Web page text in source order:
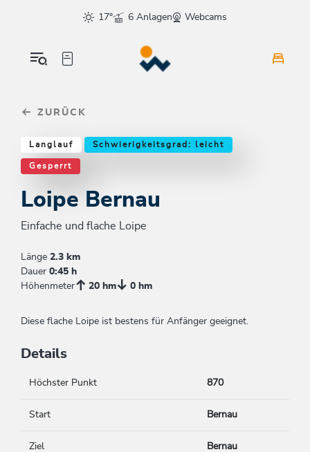
sr.skip-to.main-content
sr.skip-to.table-of-contents
sr.skip-to.main-navigation
17°
6 Anlagen Webcams
ZURÜCK
Langlauf Schwierigkeitsgrad: leicht
Gesperrt
Loipe Bernau
Einfache und flache Loipe
Länge 2.3 km
Dauer 0:45 h
Höhenmeter
20 hm 0 hm
Diese flache Loipe ist bestens für Anfänger geeignet.
Details
Höchster Punkt 870
Start Bernau
Ziel Bernau